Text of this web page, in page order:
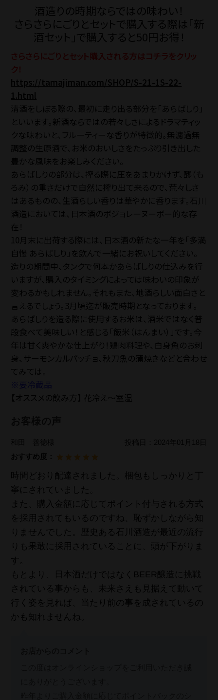
酒造りの時期ならではの味わい！
さらさらにごりとセットで購入する際は「新
酒セット」で購入すると50円お得！
さらさらにごりとセット購入される方はコチラをクリッ
ク！
https://tamajiman.com/SHOP/S-21-1S-22-
1.html
清酒をしぼる際の、最初に走り出る部分を「あらばしり」
といいます。新酒ならではの若々しさによるドラマティッ
クな味わいと、フルーティーな香りが特徴的。無濾過無
調整の生原酒で、お米のおいしさをたっぷり引き出した
豊かな風味をお楽しみください。
あらばしりの部分は、搾る際に圧をあまりかけず、醪（も
ろみ）の重さだけで自然に搾り出て来るので、荒々しさ
はあるものの、生酒らしい香りは華やかに香ります。石川
酒造においては、日本酒のボジョレーヌーボー的な存
在！
10月末に出荷する際には、日本酒の新たな一年を「多満
自慢 あらばしり」を飲んで一緒にお祝いしてください。
造りの期間中、タンクで何本かあらばしりの仕込みを行
いますが、購入のタイミングによっては味わいの印象が
変わるかもしれません。それもまた、地酒らしい面白さと
言えるでしょう。3月頃迄が販売時期となっております。
あらばしりを造る際に使用するお米は、酒米ではなく普
段食べて美味しい！と感じる「飯米（はんまい）」です。今
年は甘く爽やかな仕上がり！鶏肉料理や、白身魚のお刺
身、サーモンカルパッチョ、秋刀魚の蒲焼きなどと合わせ
てみては。
※要冷蔵品
【オススメの飲み方】 花冷え〜室温
和田 善徳様 投稿日： 2024年01月18日
おすすめ度：
時間どおり配達されました。梱包もしっかりと丁
寧にされていました。
また、購入金額に応じてポイント付与される方式
を採用されてもいるのですね、恥ずかしながら知
りませんでした。歴史ある石川酒造が最近の流行
りも果敢に採用されていることに、頭が下がりま
す。
もとより、日本酒だけではなくBEER醸造に挑戦
されている事からも、未来さえも見据えて動いて
行く姿を見れば、当たり前の事を成されているの
かも知れませんね。
特定商取引法 プライバシーポ
SNS
お電話でのご注
TEL.042-
法人・大口注文
Close